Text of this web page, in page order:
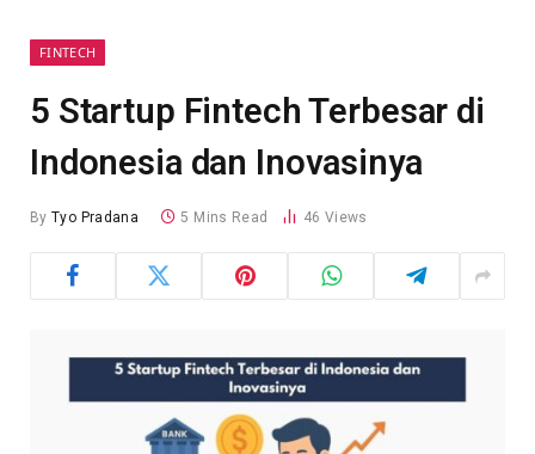
FINTECH
5 Startup Fintech Terbesar di
Indonesia dan Inovasinya
By Tyo Pradana 5 Mins Read 46 Views